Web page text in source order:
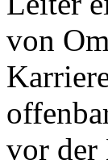
von
vor der